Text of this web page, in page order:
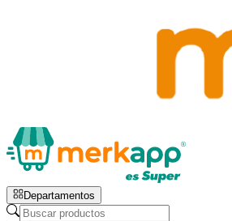
Departamentos